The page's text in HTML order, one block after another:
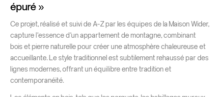
épuré »
Ce projet, réalisé et suivi de A-Z par les équipes de la Maison Wider,
capture l’essence d’un appartement de montagne, combinant
bois et pierre naturelle pour créer une atmosphère chaleureuse et
accueillante. Le style traditionnel est subtilement rehaussé par des
lignes modernes, offrant un équilibre entre tradition et
contemporanéité.